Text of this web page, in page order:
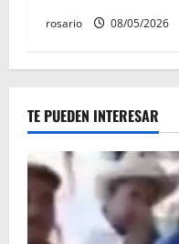
rosario 08/05/2026
TE PUEDEN INTERESAR